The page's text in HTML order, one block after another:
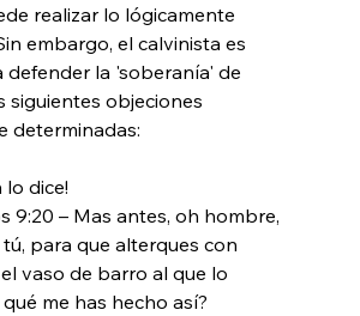
realizar lo lógicamente
embargo, el calvinista es
defender la 'soberanía' de
siguientes objeciones
determinadas:
lo dice!
9:20 – Mas antes, oh hombre,
tú, para que alterques con
el vaso de barro al que lo
me has hecho así?